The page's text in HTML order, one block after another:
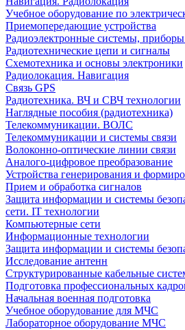
Учебное оборудование по
Приемопередающие устройства
Радиоэлектронные системы, приборы
Радиотехнические цепи и сигналы
Схемотехника и основы электроники
Радиолокация. Навигация
Связь GPS
Радиотехника. ВЧ и СВЧ технологии
Наглядные пособия (радиотехника)
Телекоммуникации. ВОЛС
Телекоммуникации и системы связи
Волоконно-оптические линии связи
Аналого-цифровое преобразование
Устройства генерирования и
Прием и обработка сигналов
Защита информации и системы
сети. IT технологии
Компьютерные сети
Информационные технологии
Защита информации и системы
Исследование антенн
Структурированные кабельные
Подготовка профессиональных
Начальная военная подготовка
Учебное оборудование для МЧС
Лабораторное оборудование МЧС